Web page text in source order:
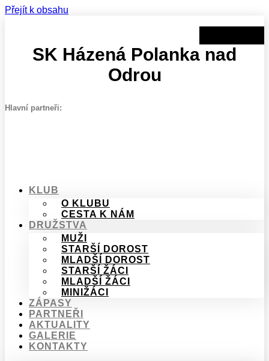
Přejít k obsahu
SK Házená Polanka nad
Odrou
Hlavní partneři:
KLUB
O KLUBU
CESTA K NÁM
DRUŽSTVA
MUŽI
STARŠÍ DOROST
MLADŠÍ DOROST
STARŠÍ ŽÁCI
MLADŠÍ ŽÁCI
MINIŽÁCI
ZÁPASY
PARTNEŘI
AKTUALITY
GALERIE
KONTAKTY